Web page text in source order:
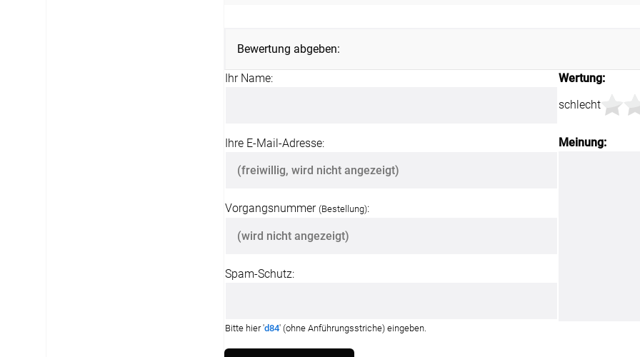
Bewertung abgeben:
Wertung:
schlecht
Meinung:
Ihr Name:
Ihre E-Mail-Adresse:
Vorgangsnummer (Bestellung):
Spam-Schutz:
Bitte hier 'd84' (ohne Anführungsstriche) eingeben.